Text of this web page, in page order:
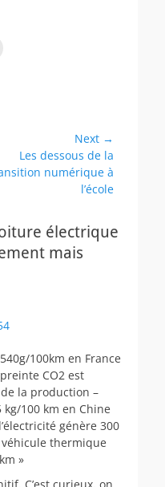
Next →
Les dessous de la
numérique à
l’école
électrique
mais
100km en France
CO2 est
la production –
kg/100 km en Chine
génère 300
thermique
»